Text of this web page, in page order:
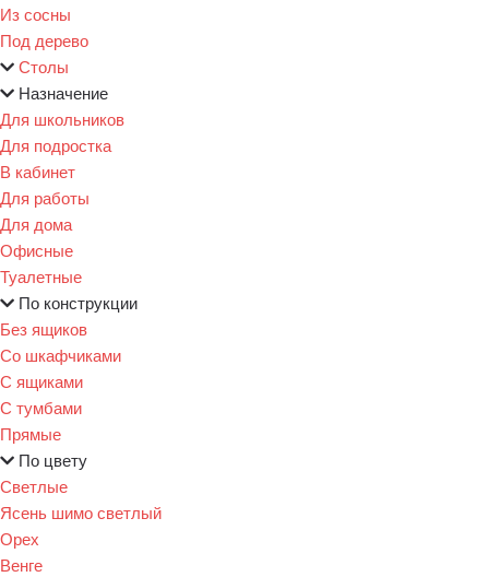
Из сосны
Под дерево
Столы
Назначение
Для школьников
Для подростка
В кабинет
Для работы
Для дома
Офисные
Туалетные
По конструкции
Без ящиков
Со шкафчиками
С ящиками
С тумбами
Прямые
По цвету
Светлые
Ясень шимо светлый
Орех
Венге